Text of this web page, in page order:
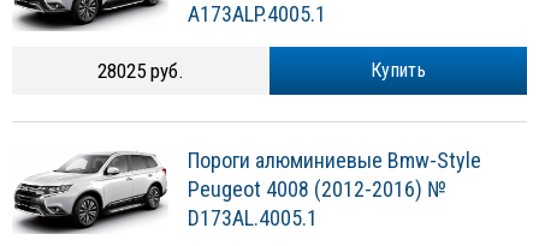
A173ALP.4005.1
Купить
28025 руб.
Пороги алюминиевые Bmw-Style
Peugeot 4008 (2012-2016) №
D173AL.4005.1